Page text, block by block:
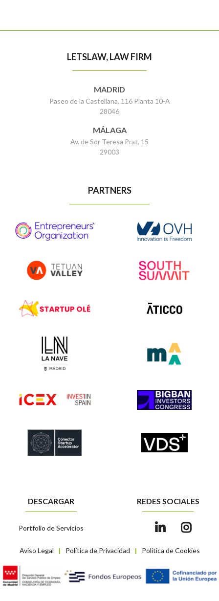
LETSLAW, LAW FIRM
MADRID
Paseo de la Castellana, 116 Planta 10-A
28046
MÁLAGA
Av. de Sor Teresa Prat, 15
29003
PARTNERS
Aviso Legal | Política de Privacidad | Política de Cookies
DESCARGAR
Portfolio de Servicios
REDES SOCIALES